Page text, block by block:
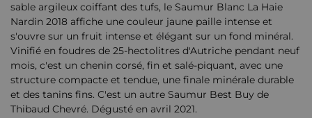
sable argileux coiffant des tufs, le Saumur Blanc La Haie
Nardin 2018 affiche une couleur jaune paille intense et
s'ouvre sur un fruit intense et élégant sur un fond minéral.
Vinifié en foudres de 25-hectolitres d'Autriche pendant neuf
mois, c'est un chenin corsé, fin et salé-piquant, avec une
structure compacte et tendue, une finale minérale durable
et des tanins fins. C'est un autre Saumur Best Buy de
Thibaud Chevré. Dégusté en avril 2021.